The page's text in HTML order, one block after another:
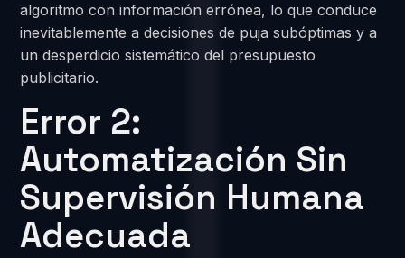
algoritmo con información errónea, lo que conduce
inevitablemente a decisiones de puja subóptimas y a
un desperdicio sistemático del presupuesto
publicitario.
Error 2:
Automatización Sin
Supervisión Humana
Adecuada